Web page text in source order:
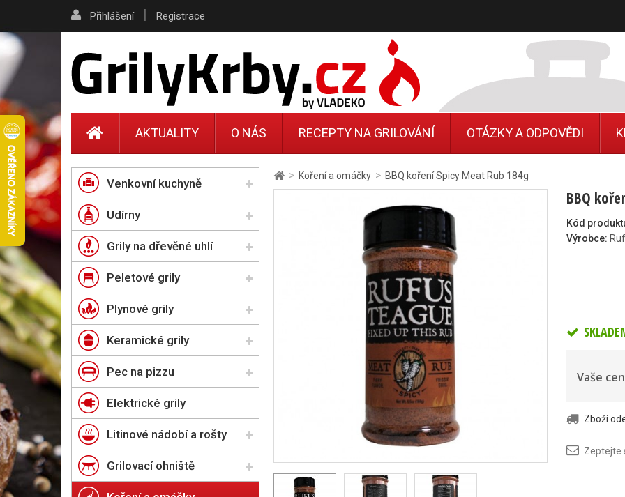
> Koření a omáčky > BBQ koření Spicy Meat Rub 184g
BBQ
Kód
Výrobce:
Vaše
Zboží
Zeptejte
Venkovní kuchyně
Udírny
Grily na dřevěné uhlí
Peletové grily
Plynové grily
Keramické grily
Pec na pizzu
Elektrické grily
Litinové nádobí a rošty
Grilovací ohniště
Přihlášení | Registrace
AKTUALITY O NÁS RECEPTY NA GRILOVÁNÍ OTÁZKY A ODPOVĚDI